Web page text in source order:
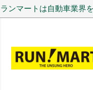
ランマートは自動車業界